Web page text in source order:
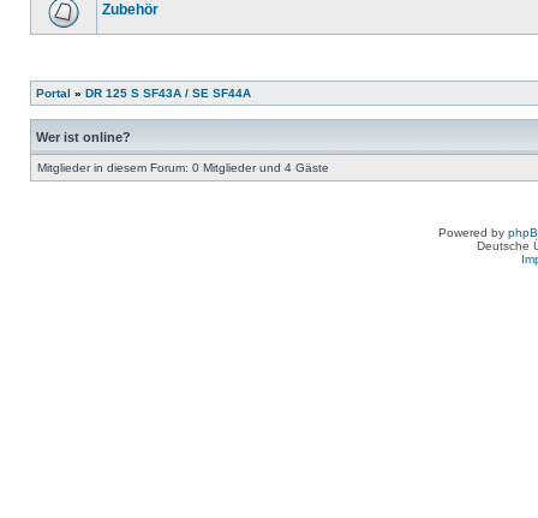
Zubehör
Portal » DR 125 S SF43A / SE SF44A
Wer ist online?
Mitglieder in diesem Forum: 0 Mitglieder und 4 Gäste
Powered by
Deutsche